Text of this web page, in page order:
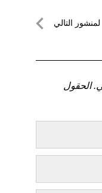
لمنشور التالي
الحقول